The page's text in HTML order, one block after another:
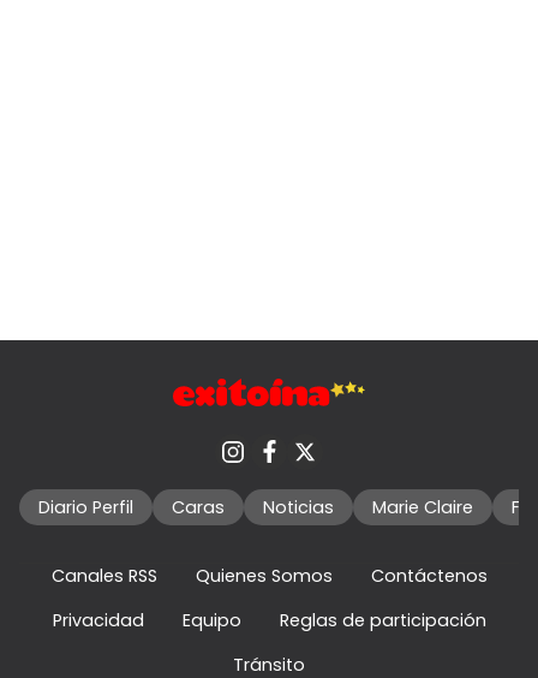
Diario Perfil Caras Noticias Marie Claire
Canales RSS Quienes Somos
Contáctenos
Privacidad
Equipo
Reglas de participación
Tránsito